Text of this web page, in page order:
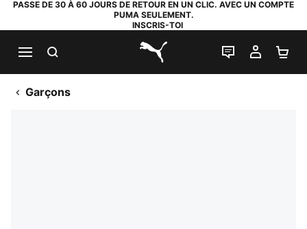
PASSE DE 30 À 60 JOURS DE RETOUR EN UN CLIC. AVEC UN COMPTE
PUMA SEULEMENT.
INSCRIS-TOI
PUMA.com
LIVE CHAT
MON
Garçons